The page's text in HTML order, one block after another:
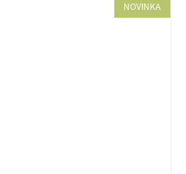
NOVINKA